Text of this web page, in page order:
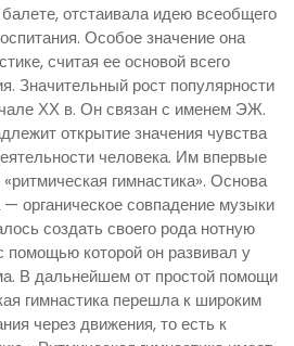
отстаивала идею всеобщего
Особое значение она
считая ее основой всего
Значительный рост популярности
ХХ в. Он связан с именем ЭЖ.
открытие значения чувства
человека. Им впервые
гимнастика». Основа
органическое совпадение музыки
создать своего рода нотную
помощью которой он развивал у
В дальнейшем от простой помощи
гимнастика перешла к широким
через движения, то есть к